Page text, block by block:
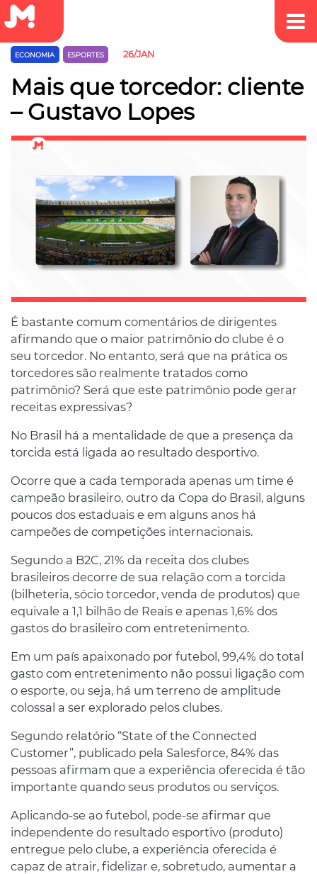
ECONOMIA ESPORTES 26/JAN
Mais que torcedor: cliente
– Gustavo Lopes
É bastante comum comentários de dirigentes
afirmando que o maior patrimônio do clube é o
seu torcedor. No entanto, será que na prática os
torcedores são realmente tratados como
patrimônio? Será que este patrimônio pode gerar
receitas expressivas?
No Brasil há a mentalidade de que a presença da
torcida está ligada ao resultado desportivo.
Ocorre que a cada temporada apenas um time é
campeão brasileiro, outro da Copa do Brasil, alguns
poucos dos estaduais e em alguns anos há
campeões de competições internacionais.
Segundo a B2C, 21% da receita dos clubes
brasileiros decorre de sua relação com a torcida
(bilheteria, sócio torcedor, venda de produtos) que
equivale a 1,1 bilhão de Reais e apenas 1,6% dos
gastos do brasileiro com entretenimento.
Em um país apaixonado por futebol, 99,4% do total
gasto com entretenimento não possui ligação com
o esporte, ou seja, há um terreno de amplitude
colossal a ser explorado pelos clubes.
Segundo relatório “State of the Connected
Customer”, publicado pela Salesforce, 84% das
pessoas afirmam que a experiência oferecida é tão
importante quando seus produtos ou serviços.
Aplicando-se ao futebol, pode-se afirmar que
independente do resultado esportivo (produto)
entregue pelo clube, a experiência oferecida é
capaz de atrair, fidelizar e, sobretudo, aumentar a